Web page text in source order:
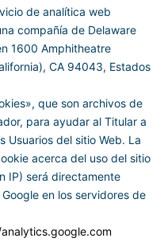
de analítica web
compañía de Delaware
1600 Amphitheatre
CA 94043, Estados
que son archivos de
para ayudar al Titular a
Usuarios del sitio Web. La
acerca del uso del sitio
IP) será directamente
en los servidores de